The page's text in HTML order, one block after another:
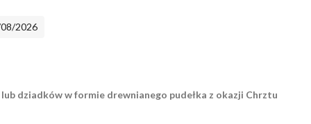
2026
dziadków w formie drewnianego pudełka z okazji Chrztu